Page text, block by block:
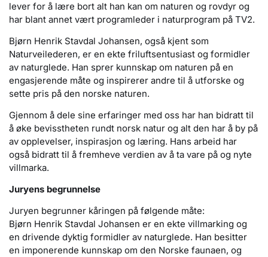
lever for å lære bort alt han kan om naturen og rovdyr og
har blant annet vært programleder i naturprogram på TV2.
Bjørn Henrik Stavdal Johansen, også kjent som
Naturveilederen, er en ekte friluftsentusiast og formidler
av naturglede. Han sprer kunnskap om naturen på en
engasjerende måte og inspirerer andre til å utforske og
sette pris på den norske naturen.
Gjennom å dele sine erfaringer med oss har han bidratt til
å øke bevisstheten rundt norsk natur og alt den har å by på
av opplevelser, inspirasjon og læring. Hans arbeid har
også bidratt til å fremheve verdien av å ta vare på og nyte
villmarka.
Juryens begrunnelse
Juryen begrunner kåringen på følgende måte:
Bjørn Henrik Stavdal Johansen er en ekte villmarking og
en drivende dyktig formidler av naturglede. Han besitter
en imponerende kunnskap om den Norske faunaen, og